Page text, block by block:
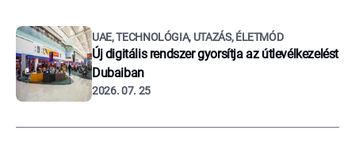
UAE, TECHNOLÓGIA, UTAZÁS, ÉLETMÓD
Új digitális rendszer gyorsítja az útlevélkezelést
Dubaiban
2026. 07. 25